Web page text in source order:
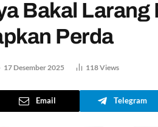
Bakal
Perda
17 Desember 2025 118Views
Email Telegram